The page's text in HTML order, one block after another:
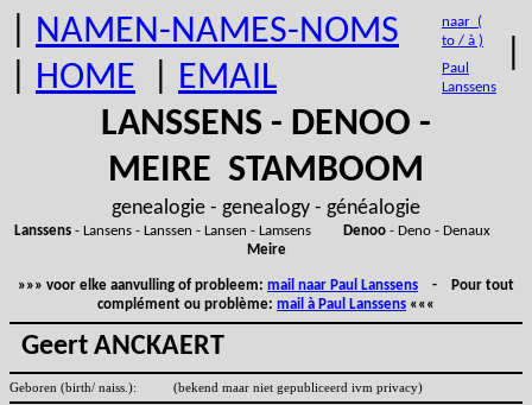
NAMEN-NAMES-NOMS
HOME EMAIL
naar (
to / à )
Paul
Lanssens
LANSSENS - DENOO -
MEIRE STAMBOOM
genealogie - genealogy - généalogie
Lanssens- Lansens - Lanssen - Lansen - Lamsens Denoo- Deno - Denaux
Meire
»»» voor elke aanvulling of probleem: mail naar Paul Lanssens - Pour tout
complément ou problème: mail à Paul Lanssens «««
Geert ANCKAERT
Geboren (birth/ naiss.): (bekend maar niet gepubliceerd ivm privacy)